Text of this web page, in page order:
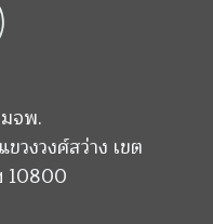
จพ.
วงวงศ์สว่าง เขต
10800